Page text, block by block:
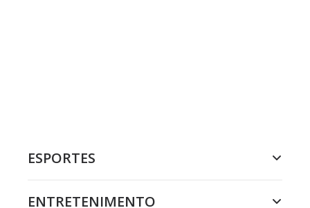
ESPORTES
ENTRETENIMENTO